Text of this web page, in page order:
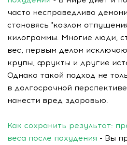
часто несправедливо
становясь "козлом
килограммы. Многие люди,
вес, первым делом
крупы, фрукты и другие
Однако такой подход не
в долгосрочной
нанести вред здоровью.
Как сохранить результат:
веса после похудения - Вы